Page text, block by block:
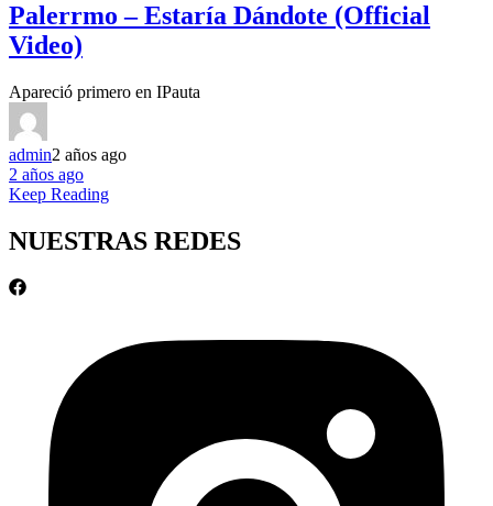
Palerrmo – Estaría Dándote (Official
Video)
Apareció primero en IPauta
admin2 años ago
2 años ago
Keep Reading
NUESTRAS REDES